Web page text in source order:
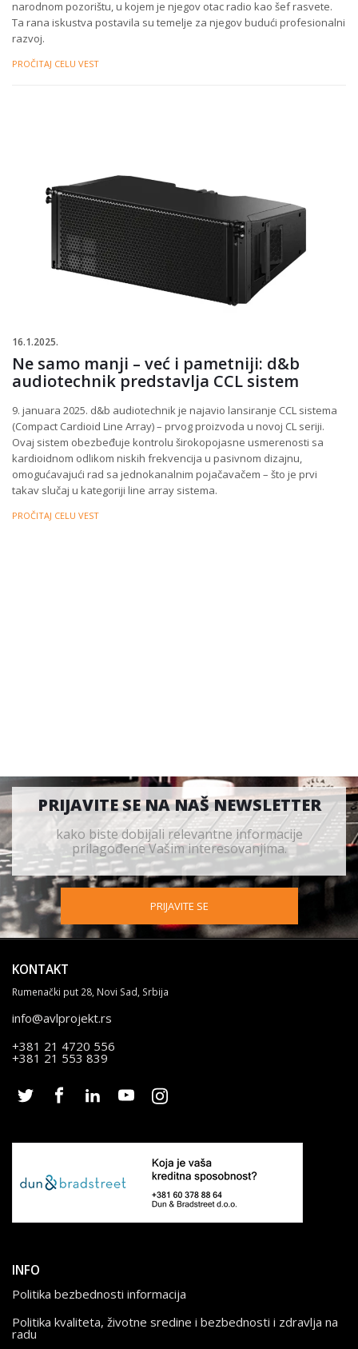
narodnom pozorištu, u kojem je njegov otac radio kao šef rasvete.
Ta rana iskustva postavila su temelje za njegov budući profesionalni
razvoj.
PROČITAJ CELU VEST
16.1.2025.
Ne samo manji – već i pametniji: d&b
audiotechnik predstavlja CCL sistem
9. januara 2025. d&b audiotechnik je najavio lansiranje CCL sistema
(Compact Cardioid Line Array) – prvog proizvoda u novoj CL seriji.
Ovaj sistem obezbeđuje kontrolu širokopojasne usmerenosti sa
kardioidnom odlikom niskih frekvencija u pasivnom dizajnu,
omogućavajući rad sa jednokanalnim pojačavačem – što je prvi
takav slučaj u kategoriji line array sistema.
PROČITAJ CELU VEST
PRIJAVITE SE NA NAŠ NEWSLETTER
kako biste dobijali relevantne informacije
prilagođene Vašim interesovanjima.
PRIJAVITE SE
KONTAKT
Rumenački put 28, Novi Sad, Srbija
info@avlprojekt.rs
+381 21 4720 556
+381 21 553 839
INFO
Politika bezbednosti informacija
Politika kvaliteta, životne sredine i bezbednosti i zdravlja na
radu